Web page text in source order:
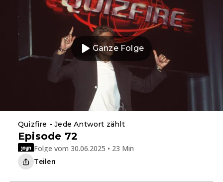
Ganze Folge
Quizfire - Jede Antwort zählt
Episode 72
Folge vom 30.06.2025 • 23 Min
Teilen